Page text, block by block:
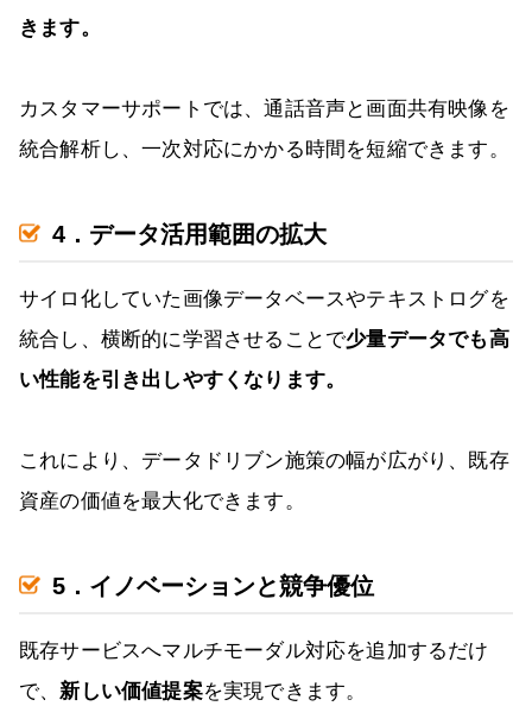
きます。
カスタマーサポートでは、通話音声と画面共有映像を
統合解析し、一次対応にかかる時間を短縮できます。
4．データ活用範囲の拡大
サイロ化していた画像データベースやテキストログを
統合し、横断的に学習させることで少量データでも高
い性能を引き出しやすくなります。
これにより、データドリブン施策の幅が広がり、既存
資産の価値を最大化できます。
5．イノベーションと競争優位
既存サービスへマルチモーダル対応を追加するだけ
で、 新しい価値提案を実現できます。